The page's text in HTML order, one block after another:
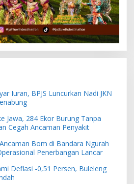
Iuran, BPJS Luncurkan Nadi JKN
Jawa, 284 Ekor Burung Tanpa
Cegah Ancaman Penyakit
Bom di Bandara Ngurah
Penerbangan Lancar
Deflasi -0,51 Persen, Buleleng